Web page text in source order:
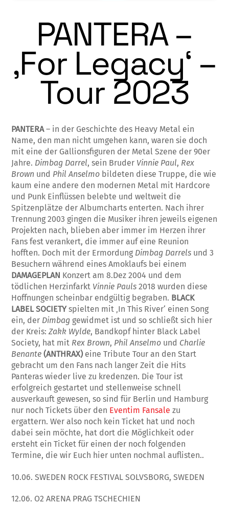
PANTERA –
‚For Legacy‘ –
Tour 2023
PANTERA– in der Geschichte des Heavy Metal ein
Name, den man nicht umgehen kann, waren sie doch
mit eine der Gallionsfiguren der Metal Szene der 90er
Jahre. Dimbag Darrel, sein Bruder Vinnie Paul, Rex
Brown und Phil Anselmo bildeten diese Truppe, die wie
kaum eine andere den modernen Metal mit Hardcore
und Punk Einflüssen belebte und weltweit die
Spitzenplätze der Albumcharts enterten. Nach ihrer
Trennung 2003 gingen die Musiker ihren jeweils eigenen
Projekten nach, blieben aber immer im Herzen ihrer
Fans fest verankert, die immer auf eine Reunion
hofften. Doch mit der Ermordung Dimbag Darrels und 3
Besuchern während eines Amoklaufs bei einem
DAMAGEPLAN Konzert am 8.Dez 2004 und dem
tödlichen Herzinfarkt Vinnie Pauls 2018 wurden diese
Hoffnungen scheinbar endgültig begraben. BLACK
LABEL SOCIETYspielten mit ‚In This River‘ einen Song
ein, der Dimbag gewidmet ist und so schließt sich hier
der Kreis:Zakk Wylde, Bandkopf hinter Black Label
Society, hat mit Rex Brown, Phil Anselmo und Charlie
Benante(ANTHRAX)eine Tribute Tour an den Start
gebracht um den Fans nach langer Zeit die Hits
Panteras wieder live zu kredenzen. Die Tour ist
erfolgreich gestartet und stellenweise schnell
ausverkauft gewesen, so sind für Berlin und Hamburg
nur noch Tickets über den Eventim Fansale zu
ergattern. Wer also noch kein Ticket hat und noch
dabei sein möchte, hat dort die Möglichkeit oder
ersteht ein Ticket für einen der noch folgenden
Termine, die wir Euch hier unten nochmal auflisten..
10.06. SWEDEN ROCK FESTIVAL SOLVSBORG, SWEDEN
12.06. O2 ARENA PRAG TSCHECHIEN